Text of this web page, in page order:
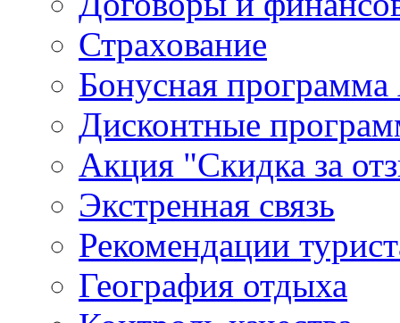
Страхование
Бонусная
Дисконтные
Акция "Скидка за
Экстренная связь
Рекомендации
География отдыха